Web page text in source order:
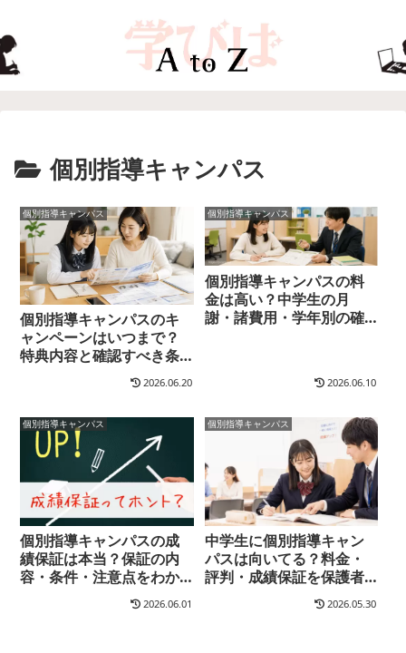
個別指導キャンパス
個別指導キャンパス
個別指導キャンパスのキ
ャンペーンはいつまで？
特典内容と確認すべき条
2026.06.20
個別指導キャンパス
個別指導キャンパスの料
金は高い？中学生の月
謝・諸費用・学年別の確
2026.06.10
個別指導キャンパス
個別指導キャンパスの成
績保証は本当？保証の内
容・条件・注意点をわか
2026.06.01
個別指導キャンパス
中学生に個別指導キャン
パスは向いてる？料金・
評判・成績保証を保護者
2026.05.30